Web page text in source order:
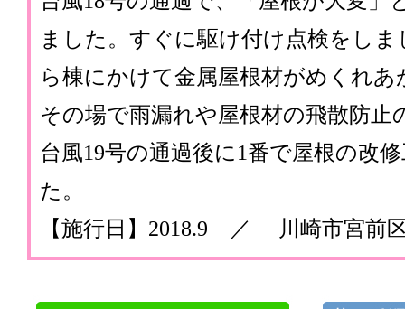
ました。すぐに駆け付け点検をし
ら棟にかけて金属屋根材がめくれ
その場で雨漏れや屋根材の飛散防止
台風19号の通過後に1番で屋根の改
た。
【施行日】2018.9 ／ 川崎市宮前